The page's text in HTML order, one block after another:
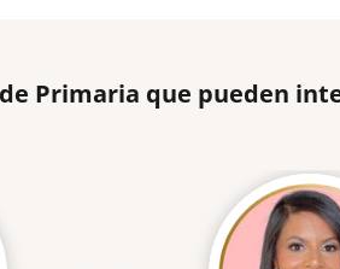
Primaria que pueden